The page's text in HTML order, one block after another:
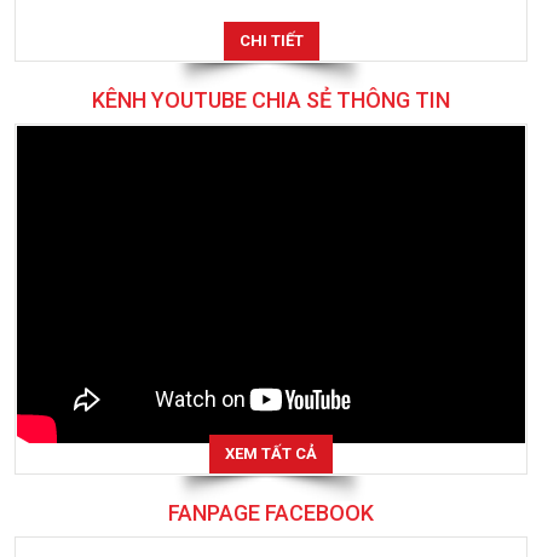
CHI TIẾT
KÊNH YOUTUBE CHIA SẺ THÔNG TIN
XEM TẤT CẢ
FANPAGE FACEBOOK